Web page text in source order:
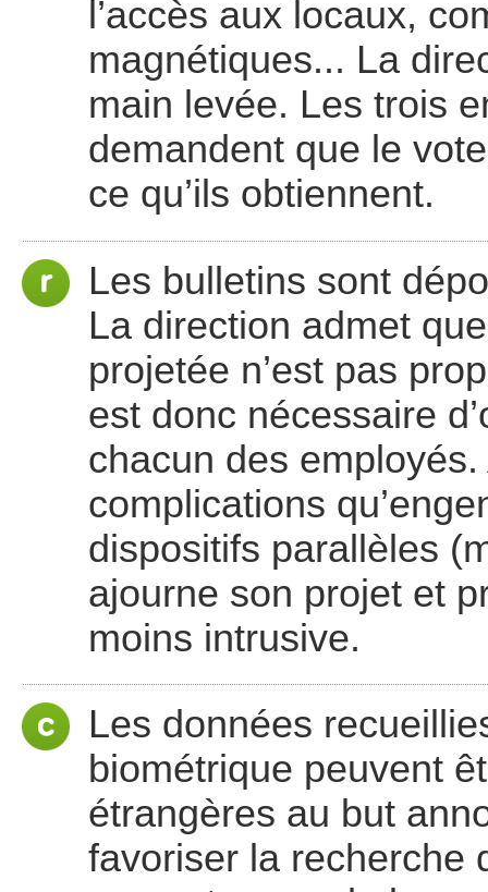
l’accès aux locaux,
magnétiques... La
main levée. Les trois
demandent que le
ce qu’ils obtiennent.
Les bulletins sont
La direction admet
projetée n’est pas
est donc nécessaire
chacun des
complications
dispositifs parallèles
ajourne son projet et
moins intrusive.
Les données
biométrique peuvent
étrangères au but
favoriser la recherche